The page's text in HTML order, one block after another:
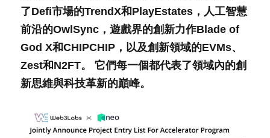
了Defi市場的TrendX和PlayEstates，人工智慧
前沿的OwlSync，遊戲界的創新力作Blade of
God X和CHIPCHIP，以及創新領域的EVMs、
Zest和N2FT。 它們每一個都代表了領域內的創
新思維與科技革新的巔峰。